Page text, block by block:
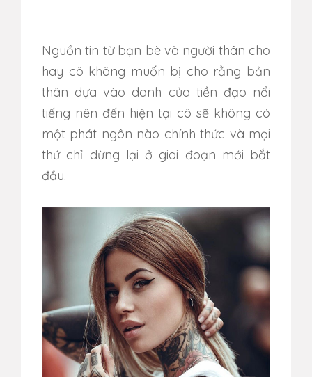
Nguồn tin từ bạn bè và người thân cho
hay cô không muốn bị cho rằng bản
thân dựa vào danh của tiền đạo nổi
tiếng nên đến hiện tại cô sẽ không có
một phát ngôn nào chính thức và mọi
thứ chỉ dừng lại ở giai đoạn mới bắt
đầu.